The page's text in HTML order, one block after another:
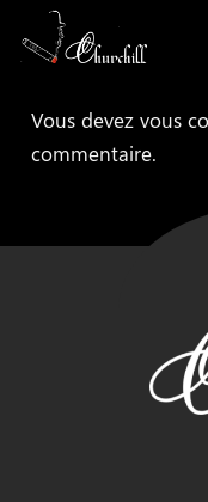
Vous devez vous
commentaire.